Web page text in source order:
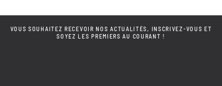
VOUS SOUHAITEZ RECEVOIR NOS ACTUALITÉS, INSCRIVEZ-VOUS ET
SOYEZ LES PREMIERS AU COURANT !